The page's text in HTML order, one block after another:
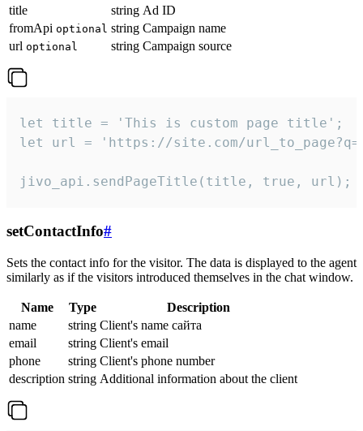
title
string Ad ID
fromApi optional string Campaign name
url optional string Campaign source
let title = 'This is custom page title';
let url = 'https://site.com/
jivo_api.sendPageTitle(title, true, url);
setContactInfo#
Sets the contact info for the visitor. The data is displayed to the agent
similarly as if the visitors introduced themselves in the chat window.
Name Type
Description
name
string Client's name сайта
email
string Client's email
phone
string Client's phone number
description string Additional information about the client